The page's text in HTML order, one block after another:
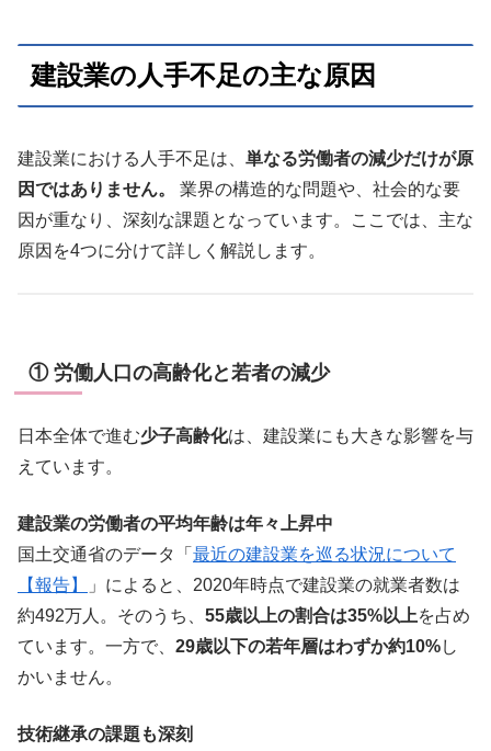
建設業の人手不足の主な原因
建設業における人手不足は、 単なる労働者の減少だけが原
因ではありません。
業界の構造的な問題や、社会的な要
因が重なり、深刻な課題となっています。ここでは、主な
原因を4つに分けて詳しく解説します。
① 労働人口の高齢化と若者の減少
日本全体で進む少子高齢化は、建設業にも大きな影響を与
えています。
建設業の労働者の平均年齢は年々上昇中
国土交通省のデータ「 最近の建設業を巡る状況について
【報告】
」によると、2020年時点で建設業の就業者数は
約492万人。そのうち、 55歳以上の割合は35%以上を占め
ています。一方で、 29歳以下の若年層はわずか約10%し
かいません。
技術継承の課題も深刻